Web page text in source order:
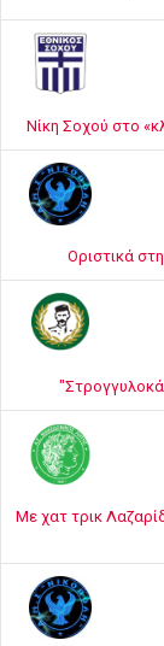
Νίκη Σοχού στο
Οριστικά
Με χατ τρικ